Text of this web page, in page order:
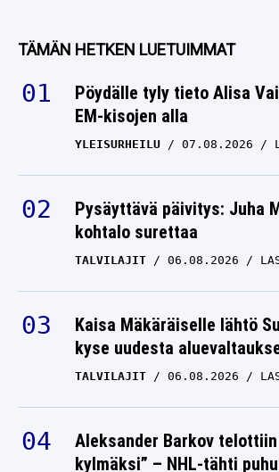
EM-kisojen alla
YLEISURHEILU 07.08.2026
Pysäyttävä päivitys: Juha
kohtalo surettaa
TALVILAJIT 06.08.2026
Kaisa Mäkäräiselle lähtö
kyse uudesta
TALVILAJIT 06.08.2026
Aleksander Barkov telottiin
kylmäksi” – NHL-tähti
puhtaaksi